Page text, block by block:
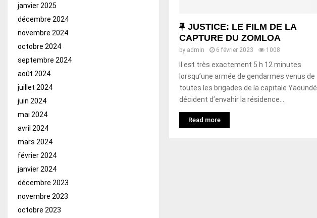
F
e
a
u
r
e
d
JUSTICE: LE FILM DE LA
CAPTURE DU ZOMLOA
by admin 6 février 2023 1008
Il est très exactement 5 h 12 minutes
lorsqu’une armée de gendarmes venus de
toutes les brigades de la capitale Yaoundé
décident d’envahir la résidence...
Read more
janvier 2025
décembre 2024
novembre 2024
octobre 2024
septembre 2024
août 2024
juillet 2024
juin 2024
mai 2024
avril 2024
mars 2024
février 2024
janvier 2024
décembre 2023
novembre 2023
octobre 2023